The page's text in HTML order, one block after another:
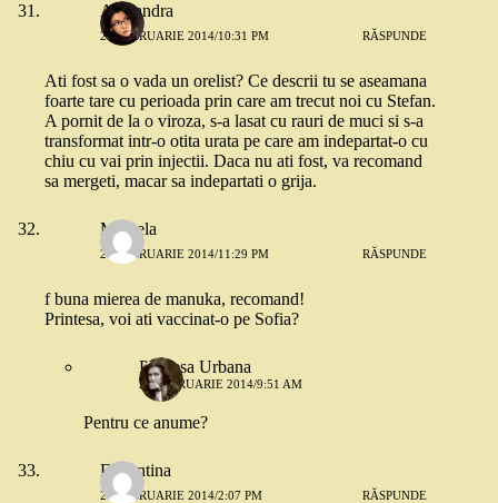
Alexandra
26 FEBRUARIE 2014/10:31 PM RĂSPUNDE
Ati fost sa o vada un orelist? Ce descrii tu se aseamana
foarte tare cu perioada prin care am trecut noi cu Stefan.
A pornit de la o viroza, s-a lasat cu rauri de muci si s-a
transformat intr-o otita urata pe care am indepartat-o cu
chiu cu vai prin injectii. Daca nu ati fost, va recomand
sa mergeti, macar sa indepartati o grija.
Mihaela
26 FEBRUARIE 2014/11:29 PM RĂSPUNDE
f buna mierea de manuka, recomand!
Printesa, voi ati vaccinat-o pe Sofia?
Printesa Urbana
27 FEBRUARIE 2014/9:51 AM
Pentru ce anume?
Florentina
27 FEBRUARIE 2014/2:07 PM RĂSPUNDE